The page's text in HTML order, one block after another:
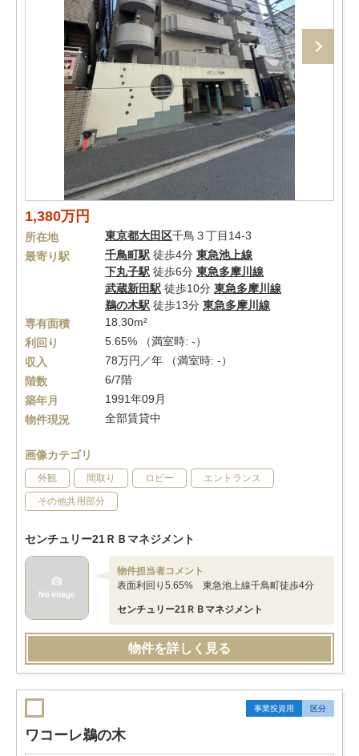
1,380万円
所在地 東京都大田区千鳥３丁目14-3
最寄り駅
千鳥町駅 徒歩4分 東急池上線
下丸子駅 徒歩6分 東急多摩川線
武蔵新田駅 徒歩10分 東急多摩川線
鵜の木駅 徒歩13分 東急多摩川線
専有面積
18.30m²
利回り
5.65% （満室時: -）
収入
78万円／年 （満室時: -）
階数
6/7階
築年月
1991年09月
物件現況
全部賃貸中
画像カテゴリ
外観 間取り ロビー エントランス
その他共用部分
センチュリー21ＲＢマネジメント
物件担当者コメント
表面利回り5.65% 東急池上線千鳥町徒歩4分
センチュリー21ＲＢマネジメント
物件を詳しく見る
事業投資用 区分
ワコーレ鵜の木